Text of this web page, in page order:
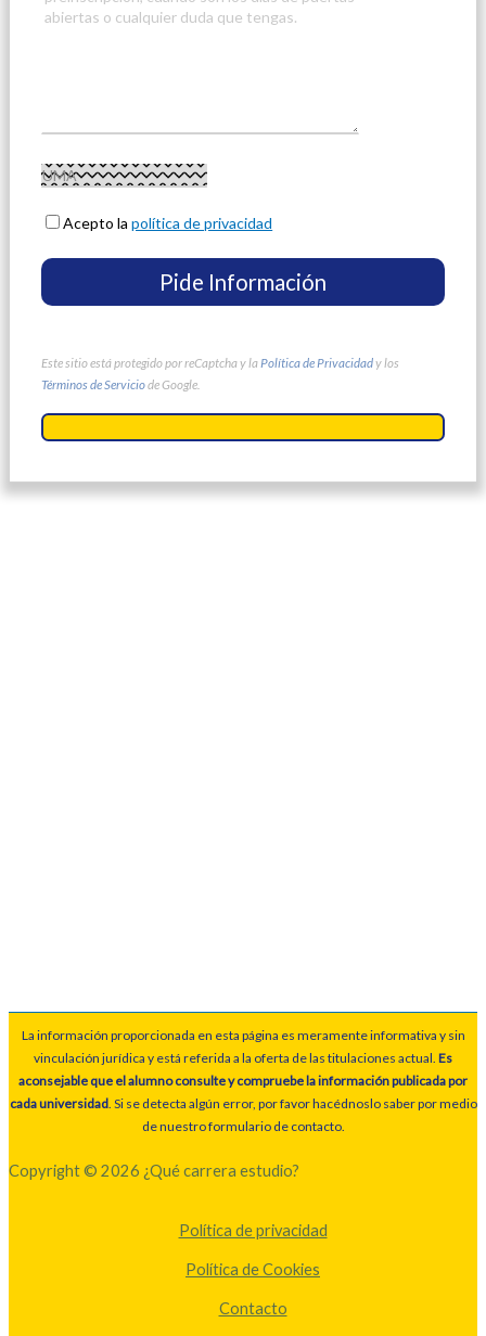
Acepto lapolítica de privacidad
Este sitio está protegido por reCaptcha y la Política de Privacidady los
Términos de Serviciode Google.
La información proporcionada en esta página es meramente informativa y sin
vinculación jurídica y está referida a la oferta de las titulaciones actual. Es
aconsejable que el alumno consulte y compruebe la información publicada por
cada universidad. Si se detecta algún error, por favor hacédnoslo saber por medio
de nuestro formulario de contacto.
Copyright © 2026 ¿Qué carrera estudio?
Política de privacidad
Política de Cookies
Contacto